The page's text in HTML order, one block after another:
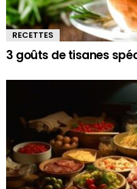
RECETTES
3 goûts de tisanes